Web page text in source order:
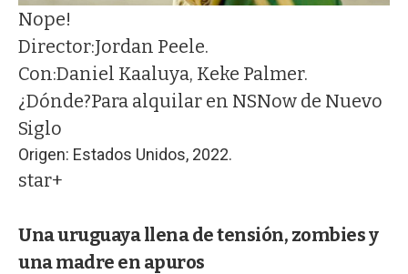
Nope!
Director:Jordan Peele.
Con:Daniel Kaaluya, Keke Palmer.
¿Dónde?Para alquilar en NSNow de Nuevo
Siglo
Origen: Estados Unidos, 2022.
star+
Una uruguaya llena de tensión, zombies y
una madre en apuros